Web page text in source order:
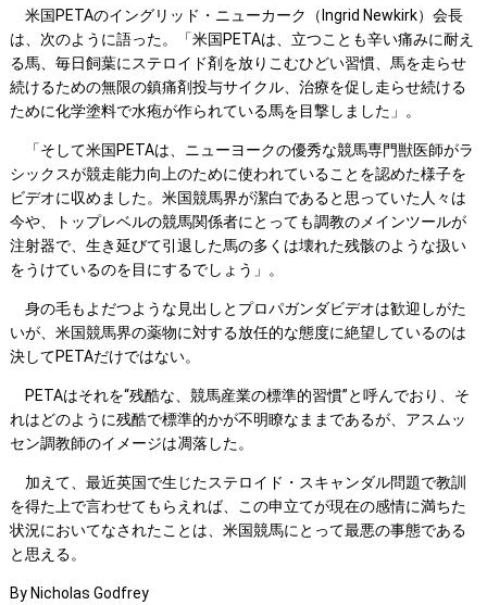
米国PETAのイングリッド・ニューカーク（Ingrid Newkirk）会長
は、次のように語った。「米国PETAは、立つことも辛い痛みに耐え
る馬、毎日飼葉にステロイド剤を放りこむひどい習慣、馬を走らせ
続けるための無限の鎮痛剤投与サイクル、治療を促し走らせ続ける
ために化学塗料で水疱が作られている馬を目撃しました」。
「そして米国PETAは、ニューヨークの優秀な競馬専門獣医師がラ
シックスが競走能力向上のために使われていることを認めた様子を
ビデオに収めました。米国競馬界が潔白であると思っていた人々は
今や、トップレベルの競馬関係者にとっても調教のメインツールが
注射器で、生き延びて引退した馬の多くは壊れた残骸のような扱い
をうけているのを目にするでしょう」。
身の毛もよだつような見出しとプロパガンダビデオは歓迎しがた
いが、米国競馬界の薬物に対する放任的な態度に絶望しているのは
決してPETAだけではない。
PETAはそれを“残酷な、競馬産業の標準的習慣”と呼んでおり、そ
れはどのように残酷で標準的かが不明瞭なままであるが、アスムッ
セン調教師のイメージは凋落した。
加えて、最近英国で生じたステロイド・スキャンダル問題で教訓
を得た上で言わせてもらえれば、この申立てが現在の感情に満ちた
状況においてなされたことは、米国競馬にとって最悪の事態である
と思える。
By Nicholas Godfrey